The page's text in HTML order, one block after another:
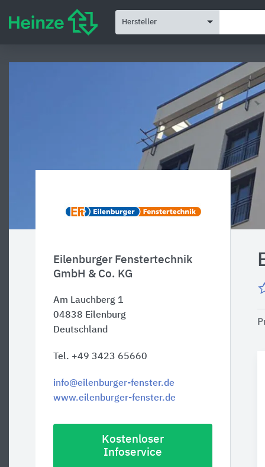
Hersteller
Eilenburger Fenstertechnik
GmbH & Co. KG
Am Lauchberg 1
04838 Eilenburg
Deutschland
Tel. +49 3423 65660
info@eilenburger-fenster.de
www.eilenburger-fenster.de
Kostenloser
Infoservice